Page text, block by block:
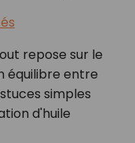
repose sur le
équilibre entre
simples
d'huile